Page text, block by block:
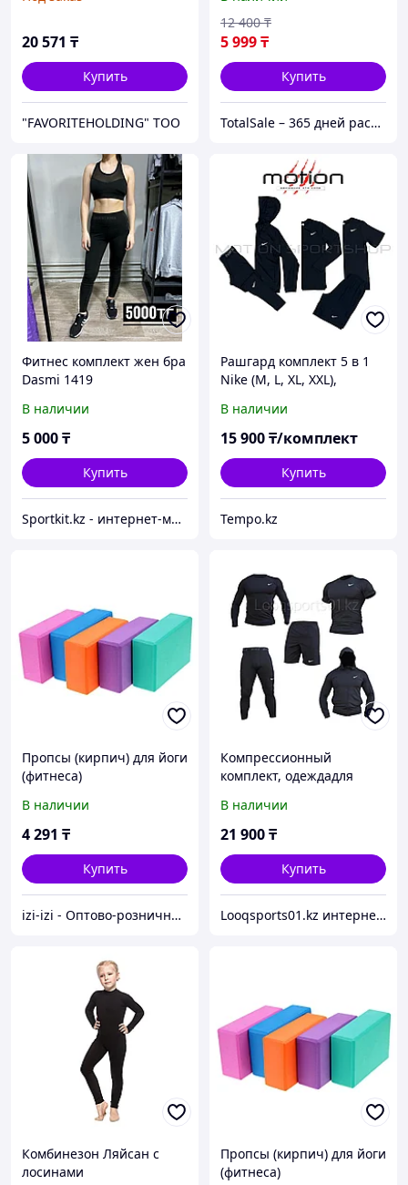
20 571 ₸
Купить
"FAVORITEHOLDING" TOO
5 999₸
12 400 ₸
Купить
TotalSale – 365 дней распродажи
Фитнес комплект жен бра
Dasmi 1419
В наличии
5 000₸
Купить
Sportkit.kz - интернет-магазин спортивных товаров
Рашгард комплект 5 в 1
Nike (М, L, XL, XXL),
В наличии
15 900₸/комплект
Купить
Tempo.kz
Пропсы (кирпич) для йоги
(фитнеса)
В наличии
4 291 ₸
Купить
izi-izi - Оптово-розничный Склад - товары на заказ до двери! Cамые уникальные и полезные товары.
Компрессионный
комплект, одеждадля
В наличии
21 900₸
Купить
Looqsports01.kz интернет-магазин спортивных товаров
Комбинезон Ляйсан с
лосинами
Пропсы (кирпич) для йоги
(фитнеса)